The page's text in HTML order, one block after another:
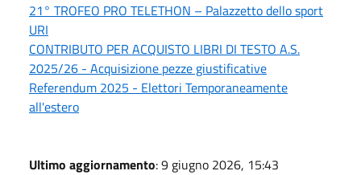
21° TROFEO PRO TELETHON – Palazzetto dello sport
URI
CONTRIBUTO PER ACQUISTO LIBRI DI TESTO A.S.
2025/26 - Acquisizione pezze giustificative
Referendum 2025 - Elettori Temporaneamente
all'estero
Ultimo aggiornamento: 9 giugno 2026, 15:43